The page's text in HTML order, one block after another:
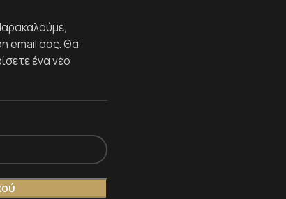
email σας. Θα
ένα νέο